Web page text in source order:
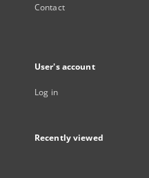
Contact
User's account
Log in
Recently viewed